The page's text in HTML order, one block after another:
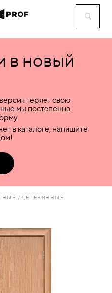
в новый
теряет свою
мы постепенно
в каталоге, напишите
ДЕРЕВЯННЫЕ